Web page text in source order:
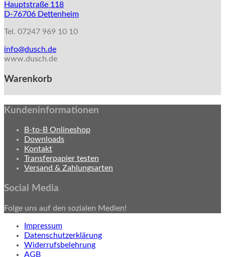
Hauptstraße 118
D-76706 Dettenheim
Tel. 07247 969 10 10
info@dusch.de
www.dusch.de
Warenkorb
Kundeninformationen
B-to-B Onlineshop
Downloads
Kontakt
Transferpapier testen
Versand & Zahlungsarten
Social Media
Folge uns auf den sozialen Medien!
Impressum
Datenschutzerklärung
Widerrufsbelehrung
AGB